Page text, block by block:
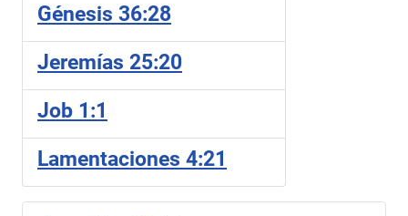
Génesis 36:28
Jeremías 25:20
Job 1:1
Lamentaciones 4:21